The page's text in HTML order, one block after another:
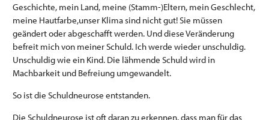
Geschichte, mein Land, meine (Stamm-)Eltern, mein Geschlecht,
meine Hautfarbe,unser Klima sind nicht gut! Sie müssen
geändert oder abgeschafft werden. Und diese Veränderung
befreit mich von meiner Schuld. Ich werde wieder unschuldig.
Unschuldig wie ein Kind. Die lähmende Schuld wird in
Machbarkeit und Befreiung umgewandelt.
So ist die Schuldneurose entstanden.
Die Schuldneurose ist oft daran zu erkennen, dass man für das